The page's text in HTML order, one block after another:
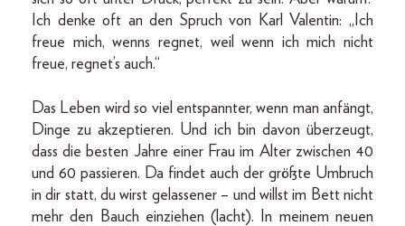
Ich denke oft an den Spruch von Karl Valentin: „Ich
freue mich, wenns regnet, weil wenn ich mich nicht
freue, regnet’s auch.“
Das Leben wird so viel entspannter, wenn man anfängt,
Dinge zu akzeptieren. Und ich bin davon überzeugt,
dass die besten Jahre einer Frau im Alter zwischen 40
und 60 passieren. Da findet auch der größte Umbruch
in dir statt, du wirst gelassener – und willst im Bett nicht
mehr den Bauch einziehen (lacht). In meinem neuen